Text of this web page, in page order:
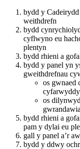
bydd y
weithdrefn
bydd
cyflwyno eu
plentyn
bydd rhieni a
bydd y panel yn
gweithdrefnau
os gwnaed
os
bydd rhieni a
pam y dylai eu
gall y panel a’r
bydd y ddwy